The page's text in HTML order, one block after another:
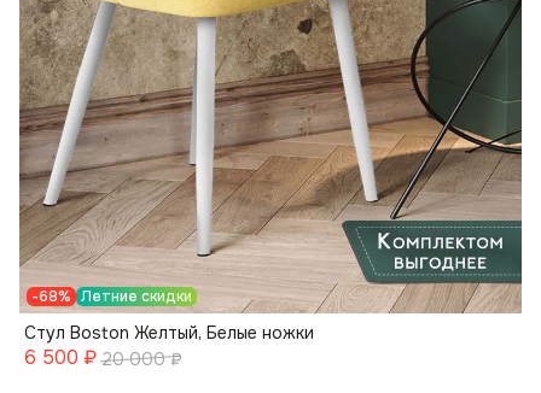
-68% Летние скидки
Стул Boston Желтый, Белые ножки
6 500 ₽ 20 000 ₽